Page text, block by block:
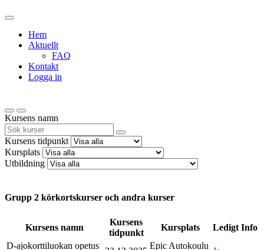
Hem
Aktuellt
FAQ
Kontakt
Logga in
Kursens namn
Kursens tidpunkt
Kursplats
Utbildning
Grupp 2 körkortskurser och andra kurser
Kursens namn
Kursens
tidpunkt
Kursplats Ledigt Info
D-ajokorttiluokan opetus
Epic Autokoulu